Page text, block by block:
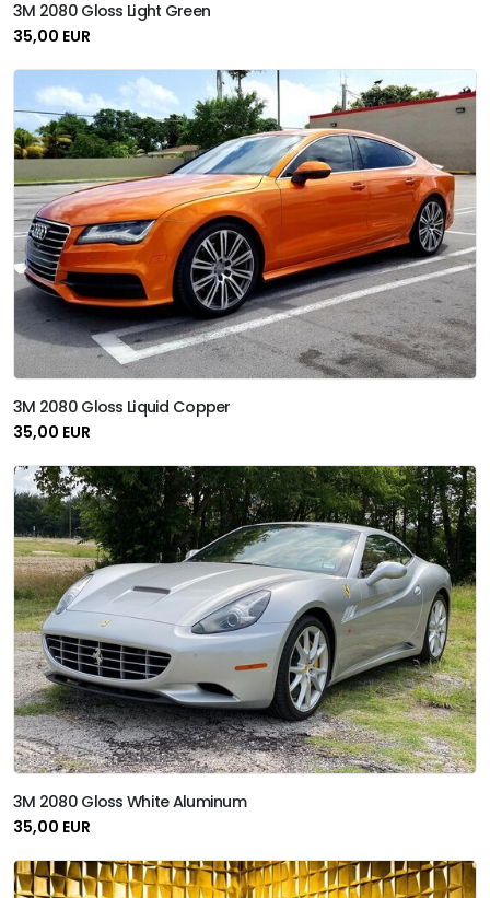
3M 2080 Gloss Light Green
35,00 EUR
3M 2080 Gloss Liquid Copper
35,00 EUR
3M 2080 Gloss White Aluminum
35,00 EUR